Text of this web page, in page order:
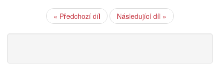
« Předchozí díl Následující díl »